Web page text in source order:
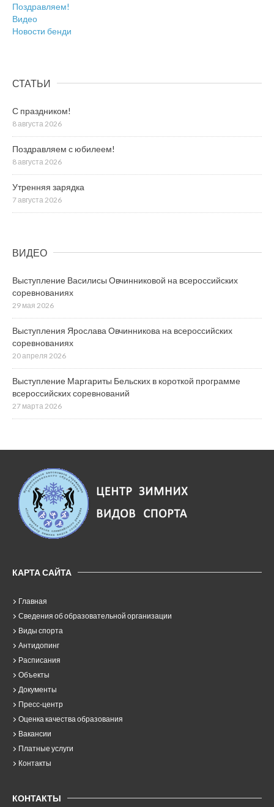
Поздравляем!
Видео
Новости бенди
СТАТЬИ
С праздником!
8 августа 2026
Поздравляем с юбилеем!
8 августа 2026
Утренняя зарядка
7 августа 2026
ВИДЕО
Выступление Василисы Овчинниковой на всероссийских
соревнованиях
29 мая 2026
Выступления Ярослава Овчинникова на всероссийских
соревнованиях
20 апреля 2026
Выступление Маргариты Бельских в короткой программе
всероссийских соревнований
27 марта 2026
КАРТА САЙТА
Главная
Сведения об образовательной организации
Виды спорта
Антидопинг
Расписания
Объекты
Документы
Пресс-центр
Оценка качества образования
Вакансии
Платные услуги
Контакты
КОНТАКТЫ